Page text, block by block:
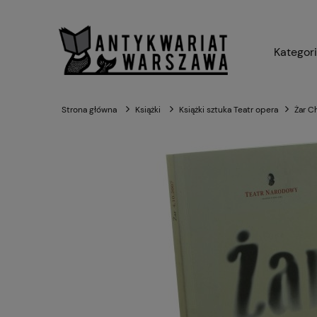
Strona główna Książki Książki sztuka Teatr opera Żar